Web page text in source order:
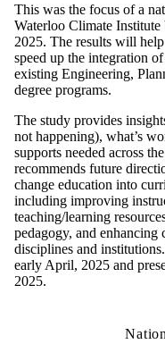
This was the focus of a
Waterloo Climate
2025. The results will
speed up the integration
existing Engineering,
degree programs.
The study provides
not happening), what’s
supports needed across
recommends future
change education into
including improving
teaching/learning
pedagogy, and enhancing
disciplines and
early April, 2025 and
2025.